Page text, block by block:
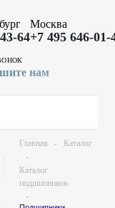
64
Москва
+7 495 646-01-
нам
Главная -
Каталог
-
Каталог
подшипников
-